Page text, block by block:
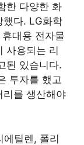
한 다양한 화
했다. LG화학
대용 전자물
사용되는 리
된 있습니다.
투자를 했고
리를 생산해야
에틸렌, 폴리